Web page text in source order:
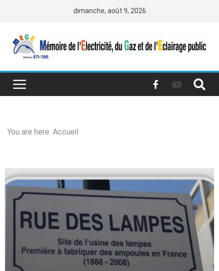
dimanche, août 9, 2026
You are here: Accueil